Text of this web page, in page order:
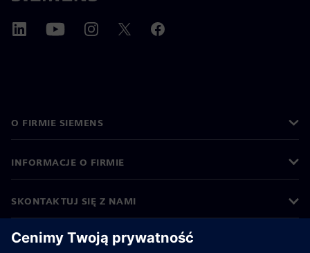
O FIRMIE SIEMENS
INFORMACJE O FIRMIE
SKONTAKTUJ SIĘ Z NAMI
KARIERA